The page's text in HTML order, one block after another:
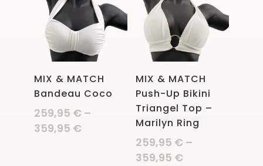
MIX & MATCH
Bandeau Coco
259,95 €–
359,95 €
MIX & MATCH
Push-Up Bikini
Triangel Top –
Marilyn Ring
259,95 €–
359,95 €